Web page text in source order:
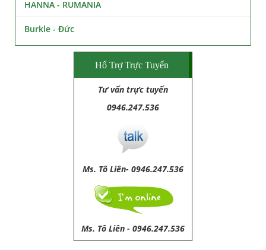
HANNA - RUMANIA
Burkle - Đức
Hổ Trợ Trực Tuyến
Tư vấn trực tuyến
0946.247.536
Ms. Tô Liên- 0946.247.536
Ms. Tô Liên - 0946.247.536